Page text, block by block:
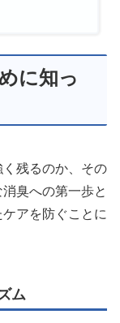
に知っ
残るのか、その
臭への第一歩と
アを防ぐことに
ム